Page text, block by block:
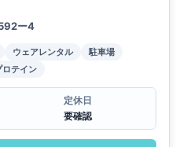
ー4
ウェアレンタル
駐車場
ロテイン
定休日
要確認